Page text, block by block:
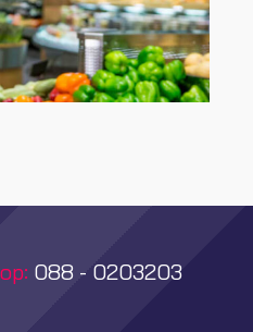
088 - 0203203